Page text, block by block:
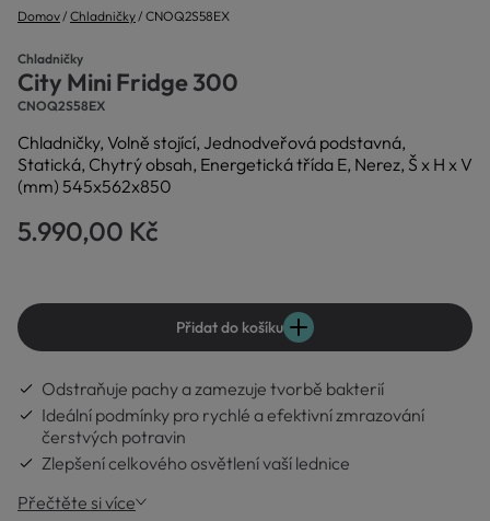
Domov Chladničky CNOQ2S58EX
Chladničky
City Mini Fridge 300
CNOQ2S58EX
Chladničky, Volně stojící, Jednodveřová podstavná,
Statická, Chytrý obsah, Energetická třída E, Nerez, Š x H x V
(mm) 545x562x850
5.990,00 Kč
Přidat do košíku
Odstraňuje pachy a zamezuje tvorbě bakterií
Ideální podmínky pro rychlé a efektivní zmrazování
čerstvých potravin
Zlepšení celkového osvětlení vaší lednice
Přečtěte si více